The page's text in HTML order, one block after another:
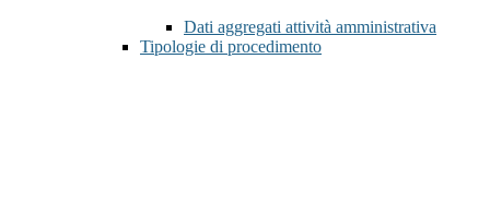
Dati aggregati attività amministrativa
Tipologie di procedimento